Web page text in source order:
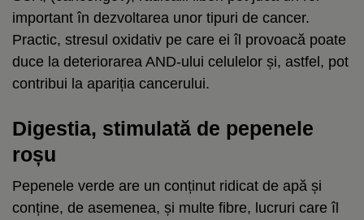
important în dezvoltarea unor tipuri de cancer.
Practic, stresul oxidativ pe care ei îl provoacă poate
duce la deteriorarea AND-ului celulelor și, astfel, pot
contribui la apariția cancerului.
Digestia, stimulată de pepenele
roșu
Pepenele verde are un conținut ridicat de apă și
conține, de asemenea, și multe fibre, lucruri care îl